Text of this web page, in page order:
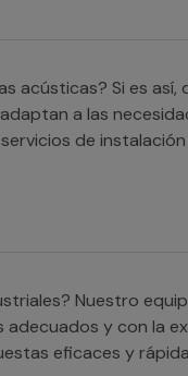
acústicas? Si es así,
a las
de
Nuestro
y con la
eficaces y